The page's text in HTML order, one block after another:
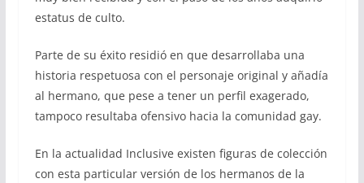
estatus de culto.
Parte de su éxito residió en que desarrollaba una
historia respetuosa con el personaje original y añadía
al hermano, que pese a tener un perfil exagerado,
tampoco resultaba ofensivo hacia la comunidad gay.
En la actualidad Inclusive existen figuras de colección
con esta particular versión de los hermanos de la